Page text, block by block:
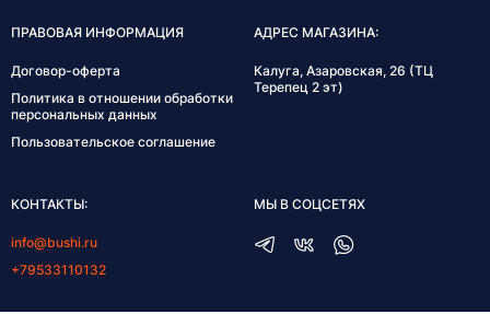
ПРАВОВАЯ ИНФОРМАЦИЯ
Договор-оферта
Политика в отношении обработки
персональных данных
Пользовательское соглашение
АДРЕС МАГАЗИНА:
Калуга, Азаровская, 26 (ТЦ
Терепец 2 эт)
КОНТАКТЫ:
info@bushi.ru
+79533110132
МЫ В СОЦСЕТЯХ